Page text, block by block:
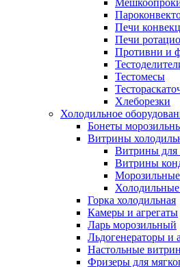
Печи
Печи
Противни и
Тестомесы
Хлеборезки
Холодильное
Бонеты
Витрины
Витрины для
Витрины
Горка холодильная
Камеры и агрегаты
Ларь морозильный
Льдогенераторы и
Настольные
Фризеры для